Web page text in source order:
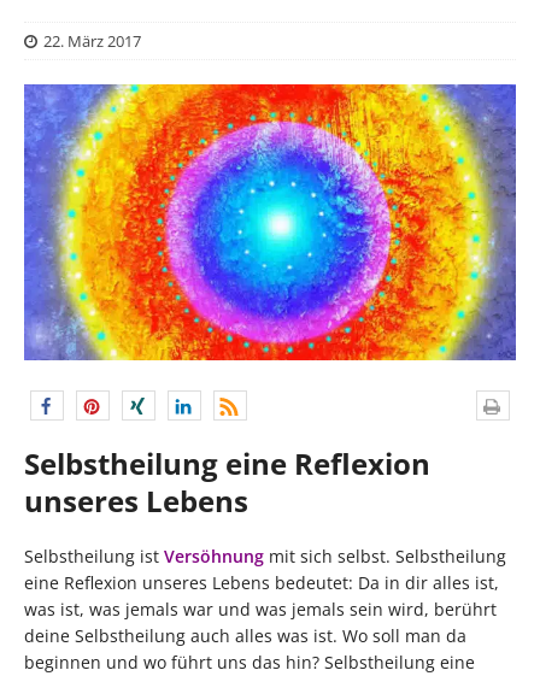
22. März 2017
Selbstheilung eine Reflexion
unseres Lebens
Selbstheilung ist Versöhnung mit sich selbst. Selbstheilung
eine Reflexion unseres Lebens bedeutet: Da in dir alles ist,
was ist, was jemals war und was jemals sein wird, berührt
deine Selbstheilung auch alles was ist. Wo soll man da
beginnen und wo führt uns das hin? Selbstheilung eine